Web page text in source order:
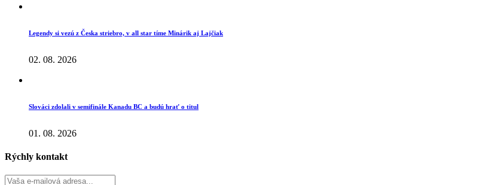
Legendy si vezú z Česka striebro, v all star tíme Minárik aj Lajčiak
02. 08. 2026
Slováci zdolali v semifinále Kanadu BC a budú hrať o titul
01. 08. 2026
Rýchly kontakt